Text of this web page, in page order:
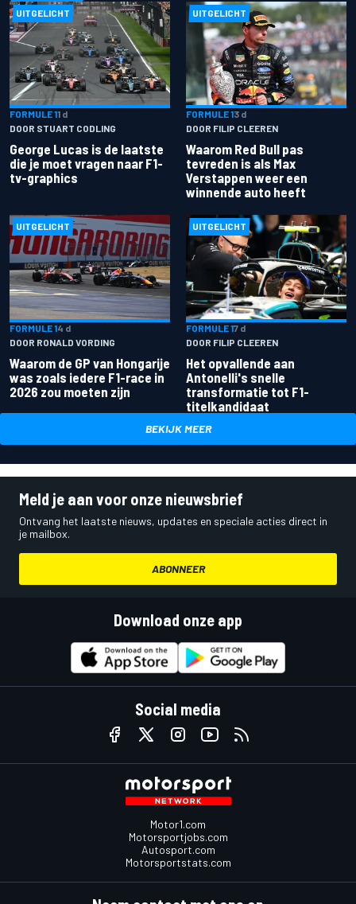
UITGELICHT
FORMULE 11 d
DOOR STUART CODLING
George Lucas is de laatste
die je moet vragen naar F1-
tv-graphics
UITGELICHT
FORMULE 13 d
DOOR FILIP CLEEREN
Waarom Red Bull pas
tevreden is als Max
Verstappen weer een
winnende auto heeft
UITGELICHT
FORMULE 14 d
DOOR RONALD VORDING
Waarom de GP van Hongarije
was zoals iedere F1-race in
2026 zou moeten zijn
UITGELICHT
FORMULE 17 d
DOOR FILIP CLEEREN
Het opvallende aan
Antonelli's snelle
transformatie tot F1-
titelkandidaat
BEKIJK MEER
Meld je aan voor onze nieuwsbrief
Ontvang het laatste nieuws, updates en speciale acties direct in
je mailbox.
ABONNEER
Download onze app
Social media
Motor1.com
Motorsportjobs.com
Autosport.com
Motorsportstats.com